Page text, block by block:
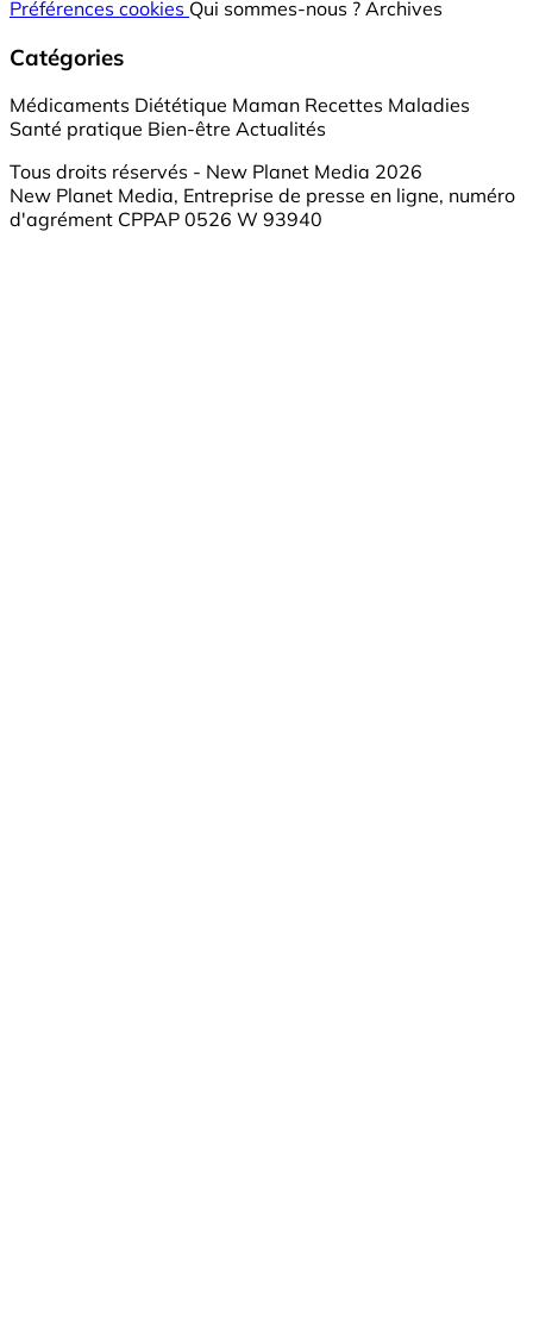
Préférences cookies Qui sommes-nous ? Archives
Catégories
Médicaments Diététique Maman Recettes Maladies
Santé pratique Bien-être Actualités
Tous droits réservés - New Planet Media 2026
New Planet Media, Entreprise de presse en ligne, numéro
d'agrément CPPAP 0526 W 93940